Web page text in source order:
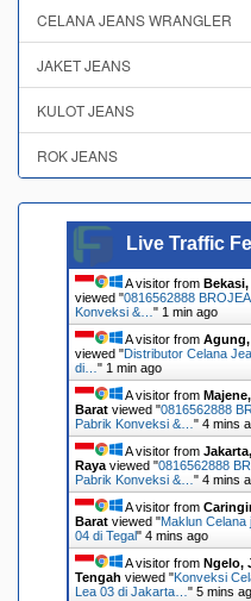
CELANA JEANS WRANGLER
JAKET JEANS
KULOT JEANS
ROK JEANS
Live Traffic
A visitor from
viewed "0816562888
Konveksi &… " 1 min ago
A visitor from Agung,
viewed "Distributor Celana
di… " 1 min ago
A visitor from
Baratviewed "0816562888
Pabrik Konveksi &… " 4 mins
A visitor from
Rayaviewed "0816562888
Pabrik Konveksi &… " 4 mins
A visitor from
Baratviewed "Maklun Celana
04 di Tegal" 4 mins ago
A visitor from Ngelo,
Tengah viewed "Konveksi
Lea 03 di Jakarta… " 5 mins